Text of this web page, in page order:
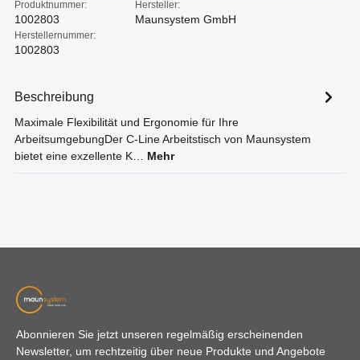
Produktnummer:
1002803
Hersteller:
Maunsystem GmbH
Herstellernummer:
1002803
Beschreibung
Maximale Flexibilität und Ergonomie für Ihre
ArbeitsumgebungDer C-Line Arbeitstisch von Maunsystem
bietet eine exzellente K… Mehr
Abonnieren Sie jetzt unseren regelmäßig erscheinenden
Newsletter, um rechtzeitig über neue Produkte und Angebote